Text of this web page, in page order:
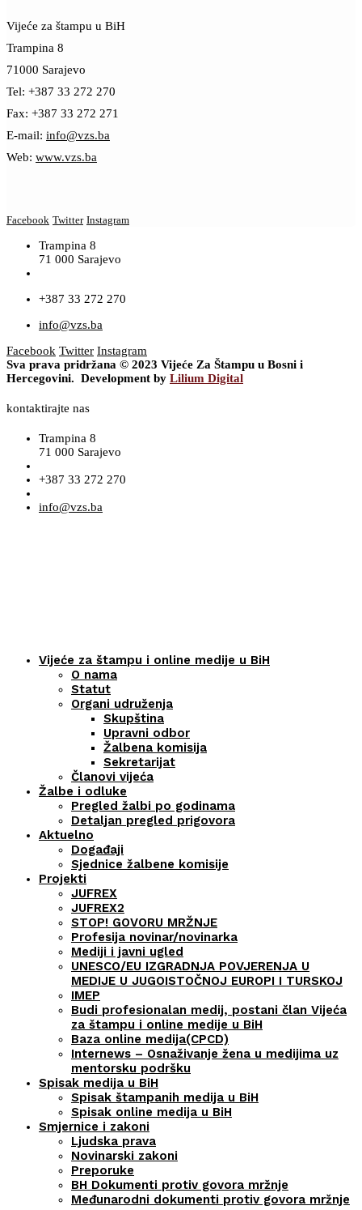
Vijeće za štampu u BiH
Trampina 8
71000 Sarajevo
Tel: +387 33 272 270
Fax: +387 33 272 271
E-mail: info@vzs.ba
Web: www.vzs.ba
Facebook Twitter Instagram
Trampina 8
71 000 Sarajevo
+387 33 272 270
info@vzs.ba
Facebook Twitter Instagram
Sva prava pridržana © 2023 Vijeće Za Štampu u Bosni i
Hercegovini. Development by Lilium Digital
kontaktirajte nas
Trampina 8
71 000 Sarajevo
+387 33 272 270
info@vzs.ba
Vijeće za štampu i online medije u BiH
O nama
Statut
Organi udruženja
Skupština
Upravni odbor
Žalbena komisija
Sekretarijat
Članovi vijeća
Žalbe i odluke
Pregled žalbi po godinama
Detaljan pregled prigovora
Aktuelno
Događaji
Sjednice žalbene komisije
Projekti
JUFREX
JUFREX2
STOP! GOVORU MRŽNJE
Profesija novinar/novinarka
Mediji i javni ugled
UNESCO/EU IZGRADNJA POVJERENJA U
MEDIJE U JUGOISTOČNOJ EUROPI I TURSKOJ
IMEP
Budi profesionalan medij, postani član Vijeća
za štampu i online medije u BiH
Baza online medija(CPCD)
Internews – Osnaživanje žena u medijima uz
mentorsku podršku
Spisak medija u BiH
Spisak štampanih medija u BiH
Spisak online medija u BiH
Smjernice i zakoni
Ljudska prava
Novinarski zakoni
Preporuke
BH Dokumenti protiv govora mržnje
Međunarodni dokumenti protiv govora mržnje